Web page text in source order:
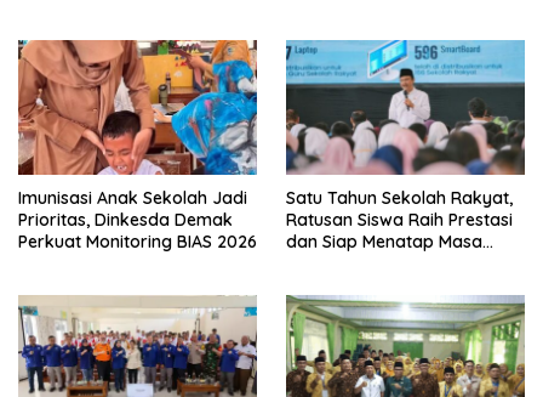
Imunisasi Anak Sekolah Jadi
Prioritas, Dinkesda Demak
Perkuat Monitoring BIAS 2026
Satu Tahun Sekolah Rakyat,
Ratusan Siswa Raih Prestasi
dan Siap Menatap Masa